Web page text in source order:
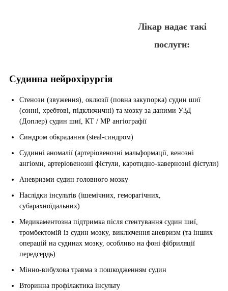
Лікар надає такі
послуги:
Судинна нейрохірургія
Стенози (звуження), оклюзії (повна закупорка) судин шиї
(сонні, хребтові, підключичні) та мозку за даними УЗД
(Доплер) судин шиї, КТ / МР ангіографії
Синдром обкрадання (steal-синдром)
Судинні аномалії (артеріовенозні мальформації, венозні
ангіоми, артеріовенозні фістули, каротидно-кавернозні фістули)
Аневризми судин головного мозку
Наслідки інсультів (ішемічних, геморагічних,
субарахноїдальних)
Медикаментозна підтримка після стентування судин шиї,
тромбектомій із судин мозку, виключення аневризм (та інших
операцій на судинах мозку, особливо на фоні фібриляції
передсердь)
Мінно-вибухова травма з пошкодженням судин
Вторинна профілактика інсульту